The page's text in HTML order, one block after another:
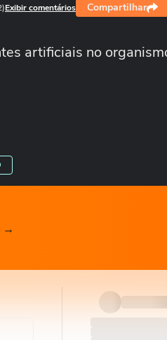
Exibir comentários Compartilhar
artificiais no
→